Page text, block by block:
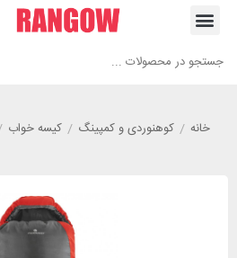
خانه/ کوهنوردی و کمپینگ/ کیسه خواب/